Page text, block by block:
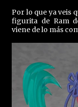
Por lo que ya veis
figurita de Ram
viene de lo más